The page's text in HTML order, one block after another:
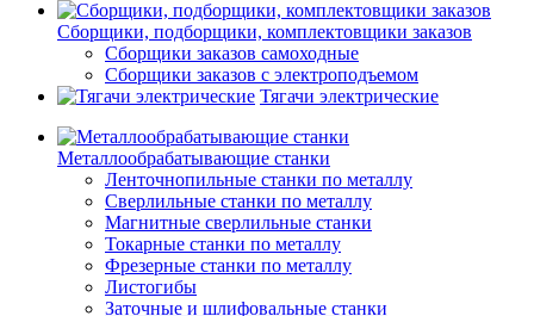
Сборщики, подборщики, комплектовщики заказов
Сборщики заказов самоходные
Сборщики заказов с электроподъемом
Тягачи электрические
Металлообрабатывающие станки
Ленточнопильные станки по металлу
Сверлильные станки по металлу
Магнитные сверлильные станки
Токарные станки по металлу
Фрезерные станки по металлу
Листогибы
Заточные и шлифовальные станки